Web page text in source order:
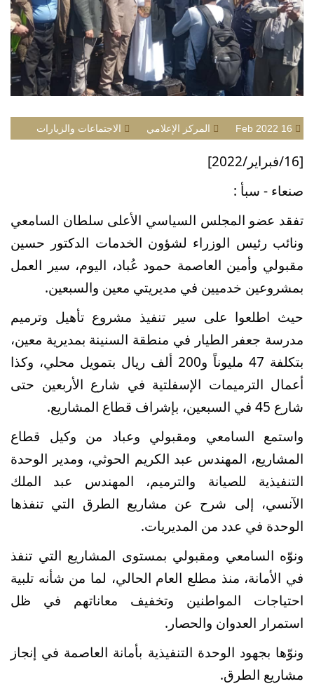
المركز الإعلامي الاجتماعات والزيارات
[16/ فبراير/2022
]
صنعاء - سبأ :
تفقد عضو المجلس السياسي الأعلى سلطان السامعي
ونائب رئيس الوزراء لشؤون الخدمات الدكتور حسين
مقبولي وأمين العاصمة حمود عُباد، اليوم، سير العمل
بمشروعين خدميين في مديريتي معين والسبعين.
حيث اطلعوا على سير تنفيذ مشروع تأهيل وترميم
مدرسة جعفر الطيار في منطقة السنينة بمديرية معين،
بتكلفة 47 مليوناً و200 ألف ريال بتمويل محلي، وكذا
أعمال الترميمات الإسفلتية في شارع الأربعين حتى
شارع 45 في السبعين، بإشراف قطاع المشاريع
.
واستمع السامعي ومقبولي وعباد من وكيل قطاع
المشاريع، المهندس عبد الكريم الحوثي، ومدير الوحدة
التنفيذية للصيانة والترميم، المهندس عبد الملك
الآنسي، إلى شرح عن مشاريع الطرق التي تنفذها
الوحدة في عدد من المديريات.
ونوّه السامعي ومقبولي بمستوى المشاريع التي تنفذ
في الأمانة، منذ مطلع العام الحالي، لما من شأنه تلبية
احتياجات المواطنين وتخفيف معاناتهم في ظل
استمرار العدوان والحصار .
ونوّها بجهود الوحدة التنفيذية بأمانة العاصمة في إنجاز
مشاريع الطرق.